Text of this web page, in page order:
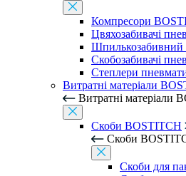
Компресори
Цвяхозабивачі
Шпилькозабивний
Скобозабивачі
Степлери
Витратні матеріали
Витратні матеріали
Скоби BOSTITCH
Скоби
Скоби для